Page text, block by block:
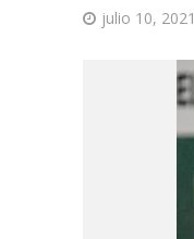
julio 10, 2021